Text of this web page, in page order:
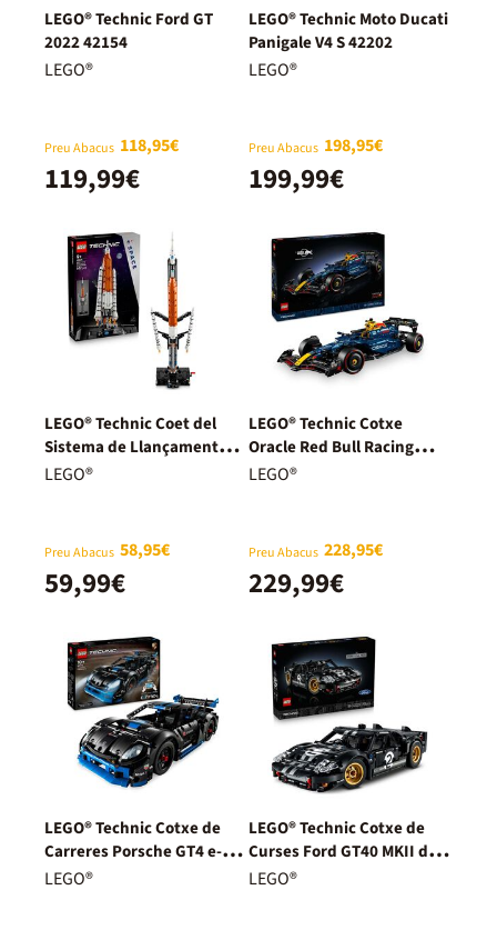
LEGO® Technic Ford GT
2022 42154
LEGO®
Preu Abacus 118,95€
119,99€
LEGO® Technic Moto Ducati
Panigale V4 S 42202
LEGO®
Preu Abacus 198,95€
199,99€
LEGO® Technic Coet del
Sistema de Llançament
Espacial NASA Artemis
LEGO®
Preu Abacus 58,95€
59,99€
LEGO® Technic Cotxe
Oracle Red Bull Racing
RB20 F1 42206
LEGO®
Preu Abacus 228,95€
229,99€
LEGO® Technic Cotxe de
Carreres Porsche GT4 e-
Performance 42176
LEGO®
LEGO® Technic Cotxe de
Curses Ford GT40 MKII de
1966 42223
LEGO®